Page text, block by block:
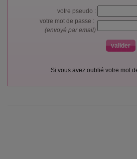
votre pseudo :
votre mot de passe :
(envoyé par email)
Si vous avez oublié votre mot